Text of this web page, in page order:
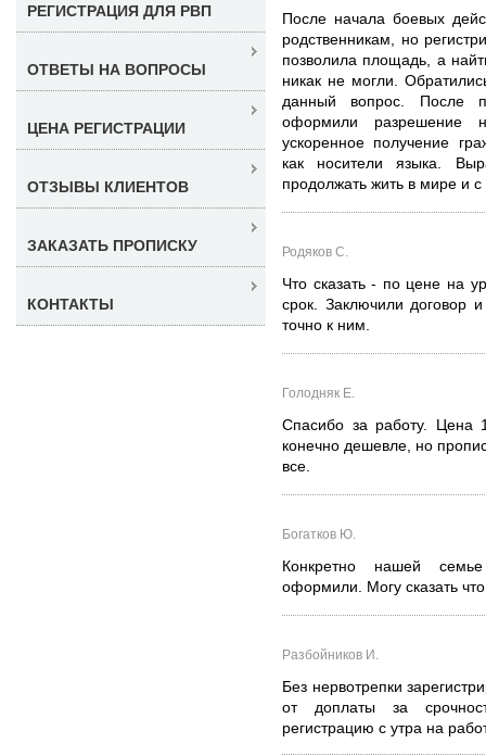
После начала боевых
родственникам, но
позволила площадь, а
никак не могли.
данный вопрос. После
оформили разрешение
ускоренное получение
как носители языка.
продолжать жить в мире и с
Родяков С.
Что сказать - по цене на
срок. Заключили договор
точно к ним.
Голодняк Е.
Спасибо за работу. Цена
конечно дешевле, но
все.
Богатков Ю.
Конкретно нашей
оформили. Могу сказать
Разбойников И.
Без нервотрепки
от доплаты за
регистрацию с утра на
РЕГИСТРАЦИЯ ДЛЯ РВП
ОТВЕТЫ НА ВОПРОСЫ
ЦЕНА РЕГИСТРАЦИИ
ОТЗЫВЫ КЛИЕНТОВ
ЗАКАЗАТЬ ПРОПИСКУ
КОНТАКТЫ